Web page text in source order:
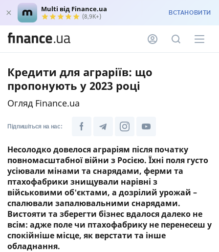
Multi від Finance.ua
(8,9K+) ВСТАНОВИТИ
Кредити для аграріїв: що
пропонують у 2023 році
Огляд Finance.ua
Підпишіться на нас:
Несолодко довелося аграріям після початку
повномасштабної війни з Росією. Їхні поля густо
усіювали мінами та снарядами, ферми та
птахофабрики знищували нарівні з
військовими об'єктами, а дозрілий урожай –
спалювали запалювальними снарядами.
Вистояти та зберегти бізнес вдалося далеко не
всім: адже поле чи птахофабрику не перенесеш у
спокійніше місце, як верстати та інше
обладнання.